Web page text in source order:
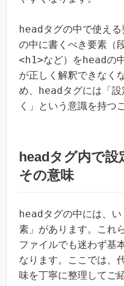
head タグの中で使える
の中に書くべき要素（
<h1>など）を headの
が正しく解釈できなく
め、
head タグには「
く」という意識を持つ
headタグ内で設
その意味
head タグの中には、
素」があります。これ
ファイルでも迷わず基
なります。ここでは、
味を丁寧に整理してご